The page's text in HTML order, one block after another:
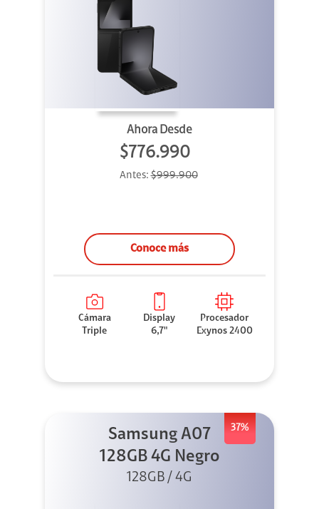
Ahora Desde
$776.990
Antes:$999.900
Conoce más
Cámara
Triple
Display
6,7"
Procesador
Exynos 2400
37%
Samsung A07
128GB 4G Negro
128GB / 4G